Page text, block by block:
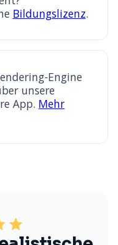
Bildungslizenz.
Engine
unsere
App. Mehr